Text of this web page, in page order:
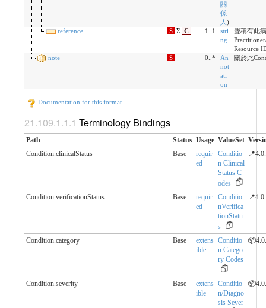
關
係
人 )
reference S Σ C 1..1
stri
ng
聲稱有此
Resource
note
S 0..*
An
not
ati
on
關於此
Documentation for this format
Terminology Bindings
Path Status Usage ValueSet
Condition.clinicalStatus
Base
requir
ed
Conditio
n Clinical
Status C
odes
Condition.verificationStatus Base
requir
ed
Conditio
nVerifica
tionStatu
s
Condition.category Base
extens
ible
Conditio
n Catego
ry Codes
Condition.severity Base
extens
ible
Conditio
n/Diagno
sis Sever